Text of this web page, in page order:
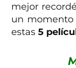
mejor
un momento
estas5